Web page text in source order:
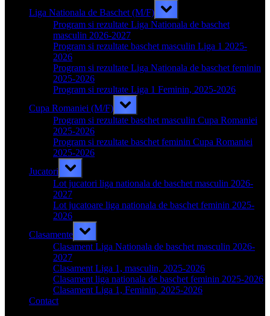
Liga Nationala de Baschet (M/F)
Toggle
sub-
menu
Program si rezultate Liga Nationala de baschet
masculin 2026-2027
Program si rezultate baschet masculin Liga 1 2025-
2026
Program si rezultate Liga Nationala de baschet feminin
2025-2026
Program si rezultate Liga 1 Feminin, 2025-2026
Cupa Romaniei (M/F)
Toggle
sub-
menu
Program si rezultate baschet masculin Cupa Romaniei
2025-2026
Program si rezultate baschet feminin Cupa Romaniei
2025-2026
Jucatori
Toggle
sub-
menu
Lot jucatori liga nationala de baschet masculin 2026-
2027
Lot jucatoare liga nationala de baschet feminin 2025-
2026
Clasamente
Toggle
sub-
menu
Clasament Liga Nationala de baschet masculin 2026-
2027
Clasament Liga 1, masculin, 2025-2026
Clasament liga nationala de baschet feminin 2025-2026
Clasament Liga 1, Feminin, 2025-2026
Contact